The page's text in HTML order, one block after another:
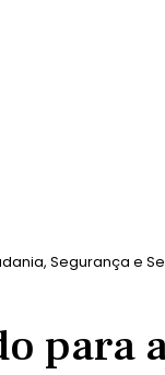
Segurança e
para